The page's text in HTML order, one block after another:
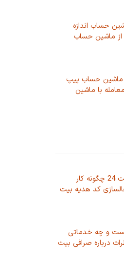
حساب اندازه
از ماشین حساب
ماشین حساب پیپ
با ماشین
کد هدیه صرافی بیت 24 چگونه کار
کد هدیه بیت
بیت 24 چیست و چه خدماتی
درباره صرافی بیت